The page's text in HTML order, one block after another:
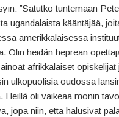
”Satutko tuntemaan
ugandalaista kääntäjää,
amerikkalaisessa
Olin heidän heprean
afrikkalaiset opiskelijat
ulkopuolisia oudossa
Heillä oli vaikeaa monin
jopa niin, että halusivat